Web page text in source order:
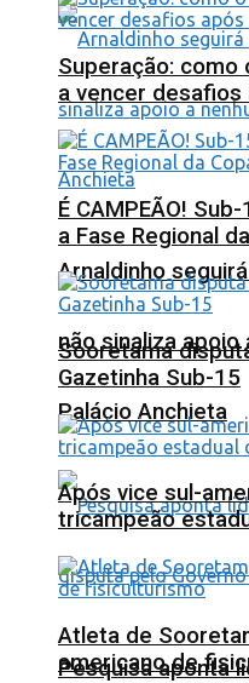
Arnaldinho
não sinaliza
Palácio Anchieta
Pesquisa aponta
Superação: como
a vencer
É CAMPEÃO!
a Fase Regional
Sooretama
Gazetinha Sub-15
Após vice sul-
tricampeão
Atleta de
americano de